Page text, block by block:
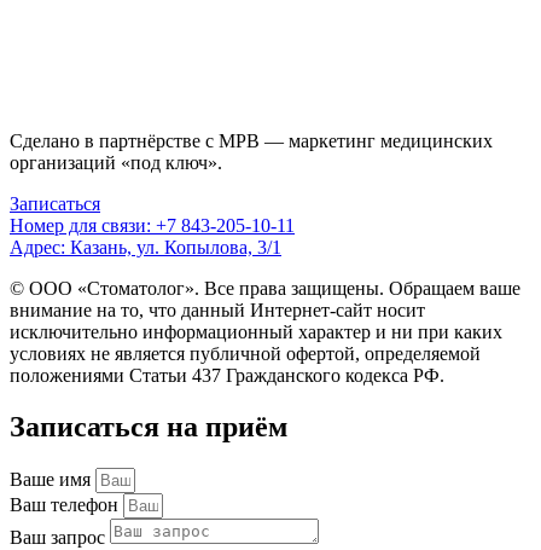
Сделано в партнёрстве с MPB — маркетинг медицинских
организаций «под ключ».
Записаться
Номер для связи: +7 843-205-10-11
Адрес: Казань, ул. Копылова, 3/1
© ООО «Стоматолог». Все права защищены. Обращаем ваше
внимание на то, что данный Интернет-сайт носит
исключительно информационный характер и ни при каких
условиях не является публичной офертой, определяемой
положениями Статьи 437 Гражданского кодекса РФ.
Записаться на приём
Ваше имя
Ваш телефон
Ваш запрос